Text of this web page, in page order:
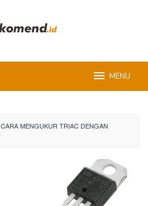
MENU
CARA MENGUKUR TRIAC DENGAN